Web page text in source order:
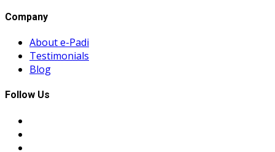
Company
About e-Padi
Testimonials
Blog
Follow Us